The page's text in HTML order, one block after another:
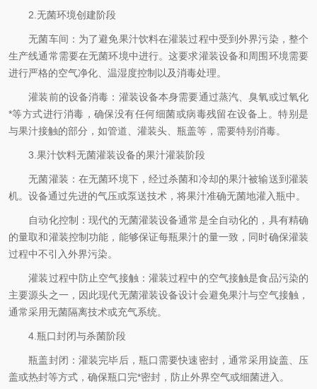
2.无菌环境创建阶段
无菌车间：为了避免果汁饮料在灌装过程中受到外界污染，整个
生产线通常需要在无菌环境中进行。这要求灌装设备和周围环境需要
进行严格的空气净化、温湿度控制以及消毒处理。
灌装前的设备消毒：灌装设备本身需要通过蒸汽、臭氧或过氧化
*等方式进行消毒，确保没有任何细菌或病毒残留在设备上。特别是
与果汁接触的部分，如管道、灌装头、瓶盖等，需要特别消毒。
3.果汁饮料无菌灌装设备的果汁灌装阶段
无菌灌装：在无菌环境下，经过杀菌和冷却的果汁被输送到灌装
机。设备通过先进的气压或泵送技术，将果汁准确无菌地灌入瓶中。
自动化控制：现代的无菌灌装设备通常是全自动化的，具有精确
的量取和灌装控制功能，能够保证每瓶果汁的量一致，同时确保灌装
过程中不引入外界污染。
灌装过程中防止空气接触：灌装过程中的空气接触是食品污染的
主要源头之一，因此现代无菌灌装设备设计会避免果汁与空气接触，
通常采用无菌隔离技术或充气系统。
4.瓶口封闭与杀菌阶段
瓶盖封闭：灌装完毕后，瓶口需要快速密封，通常采用旋盖、压
盖或热封等方式，确保瓶口完*密封，防止外界空气或细菌进入。